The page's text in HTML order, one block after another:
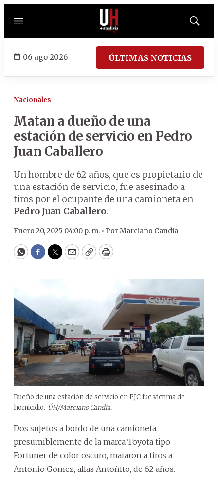
Menú
Mostrar
06 ago 2026 ÚLTIMAS NOTICIAS
Nacionales
Matan a dueño de una
estación de servicio en Pedro
Juan Caballero
Un hombre de 62 años, que es propietario de
una estación de servicio, fue asesinado a
tiros por el ocupante de una camioneta en
Pedro Juan Caballero.
Enero 20, 2025 04:00 p. m. • PorMarciano Candia
WhatsApp
Facebook
Twitter
EmailCopyPrint
Dueño de una estación de servicio en PJC fue víctima de
homicidio. ÚH/Marciano Candia.
Dos sujetos a bordo de una camioneta,
presumiblemente de la marca Toyota tipo
Fortuner de color oscuro, mataron a tiros a
Antonio Gomez, alias Antoñito, de 62 años.